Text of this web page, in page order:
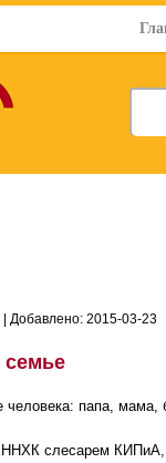
| Добавлено: 2015-03-23
семье
папа, мама,
ННХК слесарем